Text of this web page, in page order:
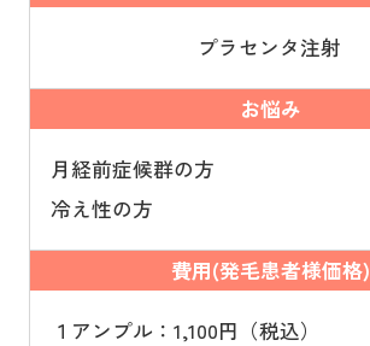
プラセンタ注射
お悩み
月経前症候群の方
冷え性の方
費用(発毛患者様価格)
１アンプル：1,100円（税込）